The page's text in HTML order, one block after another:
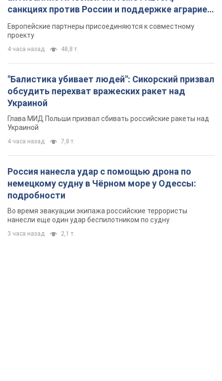
санкциях против России и поддержке аграриев.
Видео
Европейские партнеры присоединяются к совместному
проекту
4 часа назад 48,8 т.
"Балистика убивает людей": Сикорский призвал
обсудить перехват вражеских ракет над
Украиной
Глава МИД Польши призвал сбивать российские ракеты над
Украиной
4 часа назад 7,8 т.
Россия нанесла удар с помощью дрона по
немецкому судну в Чёрном море у Одессы:
подробности
Во время эвакуации экипажа российские террористы
нанесли еще один удар беспилотником по судну
3 часа назад 2,1 т.